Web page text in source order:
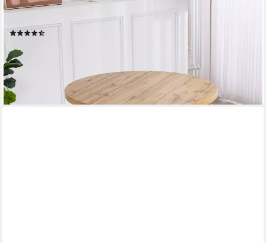
Esstisch Damira Tisch rund, Massives Metallgestell, Belastbarkeit
-25%
lieferbar - in 6-8 Werktagen bei dir